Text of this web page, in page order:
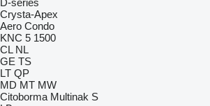
D-series
Crysta-Apex
Aero Condo
KNC 5 1500
CL NL
GE TS
LT QP
MD MT MW
Citoborma Multinak S